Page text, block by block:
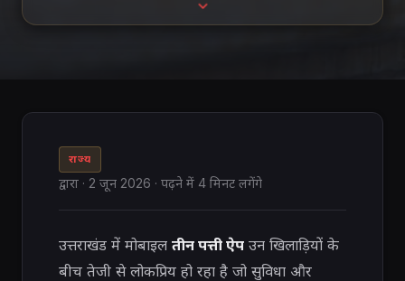
राज्य
द्वारा · 2 जून 2026 · पढ़ने में 4 मिनट लगेंगे
उत्तराखंड में मोबाइल तीन पत्ती ऐप उन खिलाड़ियों के
बीच तेजी से लोकप्रिय हो रहा है जो सुविधा और